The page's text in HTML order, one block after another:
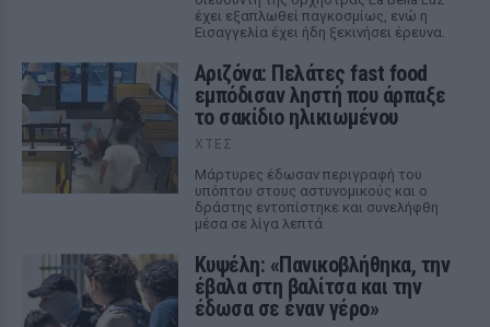
έχει εξαπλωθεί παγκοσμίως, ενώ η
Εισαγγελία έχει ήδη ξεκινήσει έρευνα.
Αριζόνα: Πελάτες fast food
εμπόδισαν ληστή που άρπαξε
το σακίδιο ηλικιωμένου
ΧΤΕΣ
Μάρτυρες έδωσαν περιγραφή του
υπόπτου στους αστυνομικούς και ο
δράστης εντοπίστηκε και συνελήφθη
μέσα σε λίγα λεπτά
Κυψέλη: «Πανικοβλήθηκα, την
έβαλα στη βαλίτσα και την
έδωσα σε έναν γέρο»